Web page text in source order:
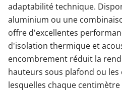
adaptabilité technique.
aluminium ou une
offre d'excellentes
d'isolation thermique et
encombrement réduit la
hauteurs sous plafond ou
lesquelles chaque